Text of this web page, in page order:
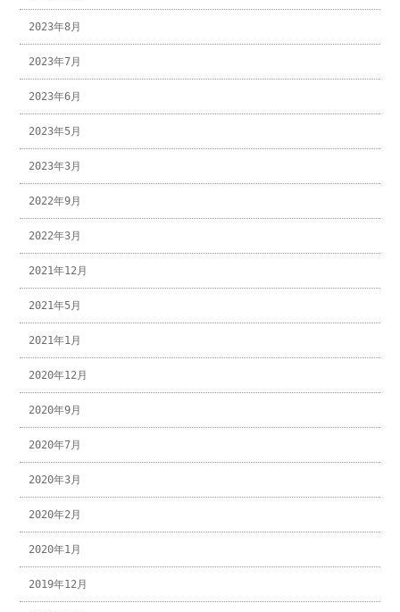
2023年8月
2023年7月
2023年6月
2023年5月
2023年3月
2022年9月
2022年3月
2021年12月
2021年5月
2021年1月
2020年12月
2020年9月
2020年7月
2020年3月
2020年2月
2020年1月
2019年12月